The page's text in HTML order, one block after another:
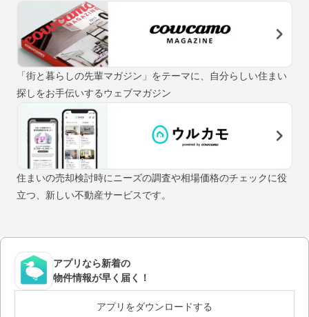
「街と暮らしの先輩マガジン」をテーマに、自分らしい住まい
探しをお手伝いするウェブマガジン
住まいの売却検討時にニーズの調査や相場価格のチェックに役
立つ、新しい不動産サービスです。
アプリなら新着の
物件情報が早く届く！
アプリをダウンロードする